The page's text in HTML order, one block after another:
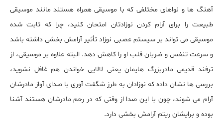
آهنگ ها و نواهای مختلفی که با موسیقی همراه هستند مانند موسیقی
طبیعت را برای آرام کردن نوزادتان امتحان کنید، چرا که ثابت شده
موسیقی می تواند بر سیستم عصبی نوزاد تأثیر آرامش بخشی داشته باشد
و سرعت تنفس و ضربان قلب او را کاهش دهد. البته علاوه بر موسیقی، از
ترفند قدیمی مادربزرگ هایمان یعنی لالایی خواندن هم غافل نشوید،
بررسی ها نشان داده که نوزادان به طرز شگفت آوری با صدای آواز مادرشان
آرام می شوند، چون با این صدا از وقتی که در رحم مادرشان هستند آشنا
بوده و برایشان ریتم آرامش بخشی دارد.